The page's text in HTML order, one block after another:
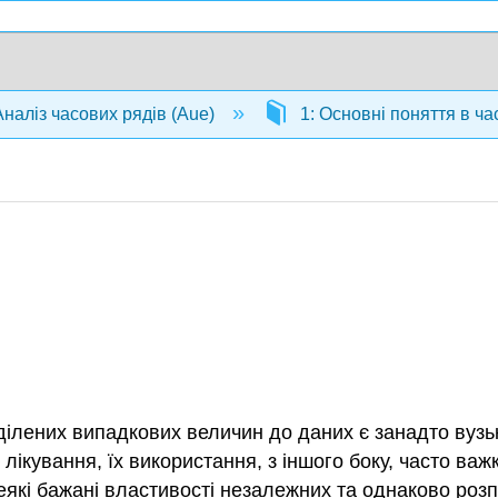
часових рядів (Aue) 1: Основні поняття в
випадкових величин до даних є занадто
їх використання, з іншого боку, часто
бажані властивості незалежних та однаково